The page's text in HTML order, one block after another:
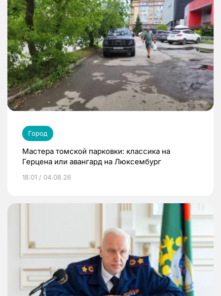
Город
Мастера томской парковки: классика на
Герцена или авангард на Люксембург
18:01 / 04.08.26